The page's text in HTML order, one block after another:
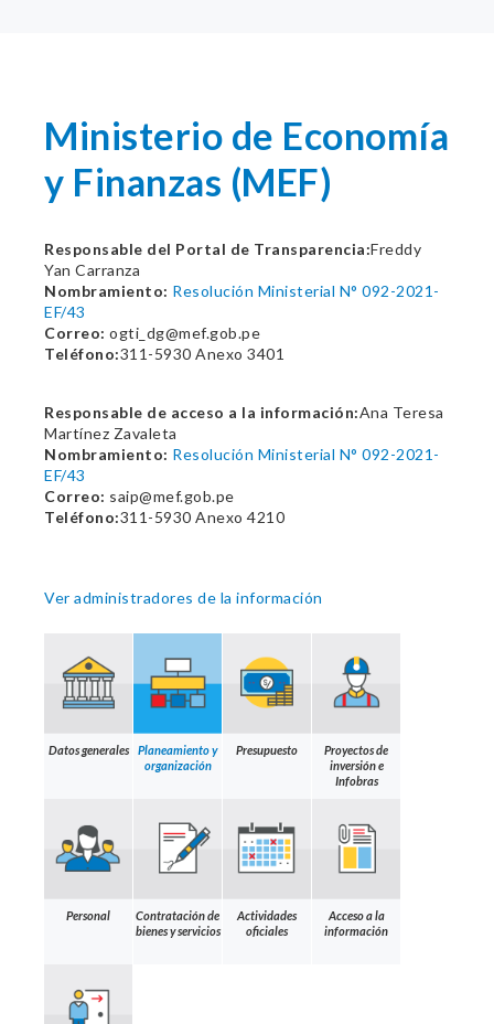
Ministerio de Economía
y Finanzas (MEF)
Responsable del Portal de Transparencia:Freddy
Yan Carranza
Nombramiento: Resolución Ministerial N° 092-2021-
EF/43
Correo: ogti_dg@mef.gob.pe
Teléfono:311-5930 Anexo 3401
Responsable de acceso a la información:Ana Teresa
Martínez Zavaleta
Nombramiento: Resolución Ministerial N° 092-2021-
EF/43
Correo: saip@mef.gob.pe
Teléfono:311-5930 Anexo 4210
Ver administradores de la información
Datos generales
Planeamiento y
organización
Presupuesto
Proyectos de
inversión e
Infobras
Personal
Contratación de
bienes y servicios
Actividades
oficiales
Acceso a la
información